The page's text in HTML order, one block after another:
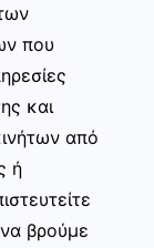
που
και
από
ή
βρούμε